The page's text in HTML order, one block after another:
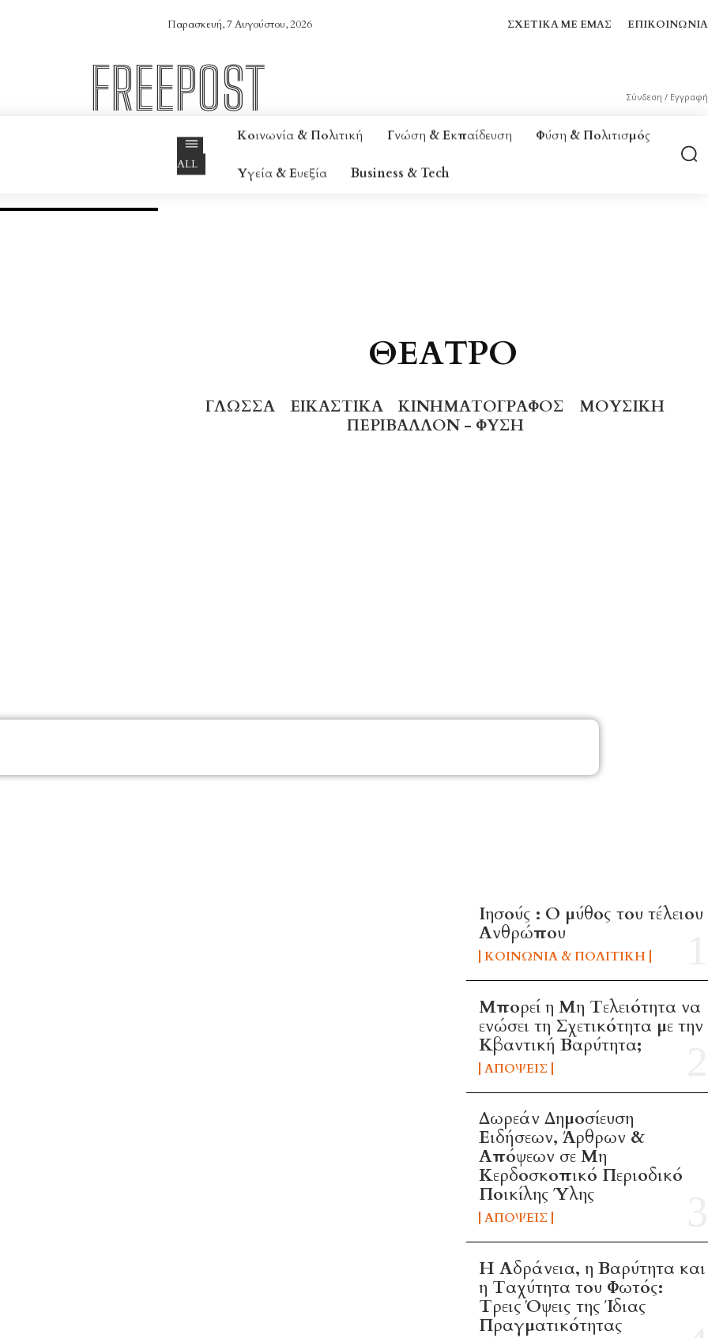
Παρασκευή, 7 Αυγούστου, 2026 ΣΧΕΤΙΚΆ ΜΕ ΕΜΆΣ ΕΠΙΚΟΙΝΩΝΊΑ
FREEPOST Σύνδεση / Εγγραφή
ALL
Κοινωνία & Πολιτική Γνώση & Εκπαίδευση Φύση & Πολιτισμός
Υγεία & Ευεξία Business & Tech
ΘΈΑΤΡΟ
ΓΛΏΣΣΑ ΕΙΚΑΣΤΙΚΆ ΚΙΝΗΜΑΤΟΓΡΆΦΟΣ
ΜΟΥΣΙΚΉ
ΠΕΡΙΒΆΛΛΟΝ - ΦΎΣΗ
Ιησούς : Ο μύθος του τέλειου
Ανθρώπου
ΚΟΙΝΩΝΊΑ & ΠΟΛΙΤΙΚΉ
Μπορεί η Μη Τελειότητα να
ενώσει τη Σχετικότητα με την
Κβαντική Βαρύτητα;
ΑΠΌΨΕΙΣ
Δωρεάν Δημοσίευση
Ειδήσεων, Άρθρων &
Απόψεων σε Μη
Κερδοσκοπικό Περιοδικό
Ποικίλης Ύλης
ΑΠΌΨΕΙΣ
Η Αδράνεια, η Βαρύτητα και
η Ταχύτητα του Φωτός:
Τρεις Όψεις της Ίδιας
Πραγματικότητας